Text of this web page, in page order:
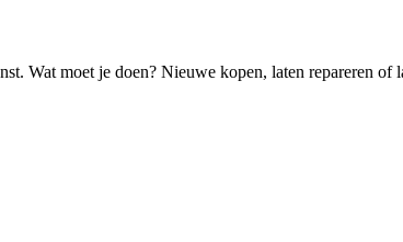
Wat moet je doen? Nieuwe kopen, laten repareren of